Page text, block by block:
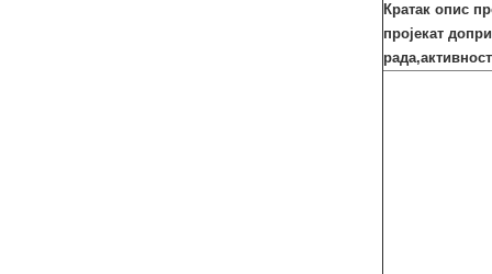
Кратак опис
пројекат